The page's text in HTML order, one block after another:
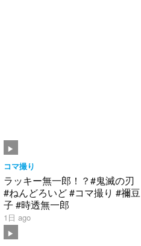
コマ撮り
ラッキー無一郎！？#鬼滅の刃
#ねんどろいど #コマ撮り #禰豆
子 #時透無一郎
1日 ago